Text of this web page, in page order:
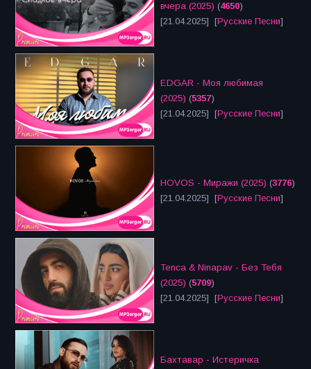
вчера (2025) (4650)
[21.04.2025] [Русские Песни]
EDGAR - Моя любимая
(2025) (5357)
[21.04.2025] [Русские Песни]
HOVOS - Миражи (2025) (3776)
[21.04.2025] [Русские Песни]
Tenca & Ninapav - Без Тебя
(2025) (5709)
[21.04.2025] [Русские Песни]
Бахтавар - Истеричка